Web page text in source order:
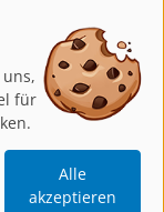
für
Alle
akzeptieren